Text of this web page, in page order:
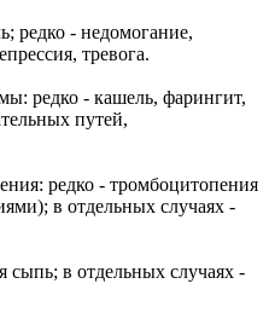
редко - недомогание,
тревога.
редко - кашель, фарингит,
путей,
редко - тромбоцитопения
в отдельных случаях -
сыпь; в отдельных случаях -